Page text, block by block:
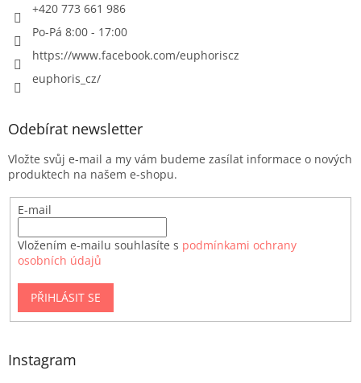
+420 773 661 986
Po-Pá 8:00 - 17:00
https://www.facebook.com/euphoriscz
euphoris_cz/
Odebírat newsletter
Vložte svůj e-mail a my vám budeme zasílat informace o nových
produktech na našem e-shopu.
E-mail
Vložením e-mailu souhlasíte s podmínkami ochrany
osobních údajů
PŘIHLÁSIT SE
Instagram